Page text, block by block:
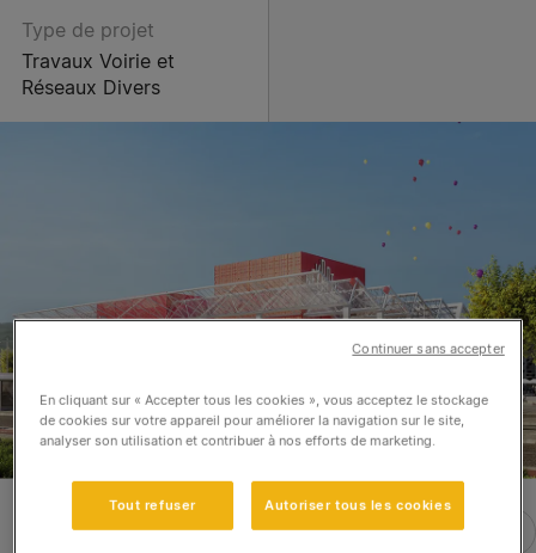
Type de projet
Travaux Voirie et
Réseaux Divers
En cliquant sur « Accepter tous les cookies », vous acceptez le stockage
de cookies sur votre appareil pour améliorer la navigation sur le site,
analyser son utilisation et contribuer à nos efforts de marketing.
Tout refuser Autoriser tous les cookies
Continuer sans accepter